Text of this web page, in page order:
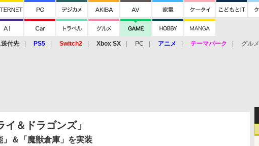
送付先 PS5 Switch2 Xbox SX PC アニメ テーマパーク グルメ
＆ドラゴンズ」
」＆「魔獣倉庫」を実装